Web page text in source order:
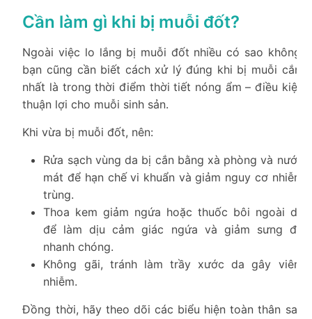
Cần làm gì khi bị muỗi đốt?
Ngoài việc lo lắng bị muỗi đốt nhiều có sao không,
bạn cũng cần biết cách xử lý đúng khi bị muỗi cắn,
nhất là trong thời điểm thời tiết nóng ẩm – điều kiện
thuận lợi cho muỗi sinh sản.
Khi vừa bị muỗi đốt, nên:
Rửa sạch vùng da bị cắn bằng xà phòng và nước
mát để hạn chế vi khuẩn và giảm nguy cơ nhiễm
trùng.
Thoa kem giảm ngứa hoặc thuốc bôi ngoài da
để làm dịu cảm giác ngứa và giảm sưng đỏ
nhanh chóng.
Không gãi, tránh làm trầy xước da gây viêm
nhiễm.
Đồng thời, hãy theo dõi các biểu hiện toàn thân sau